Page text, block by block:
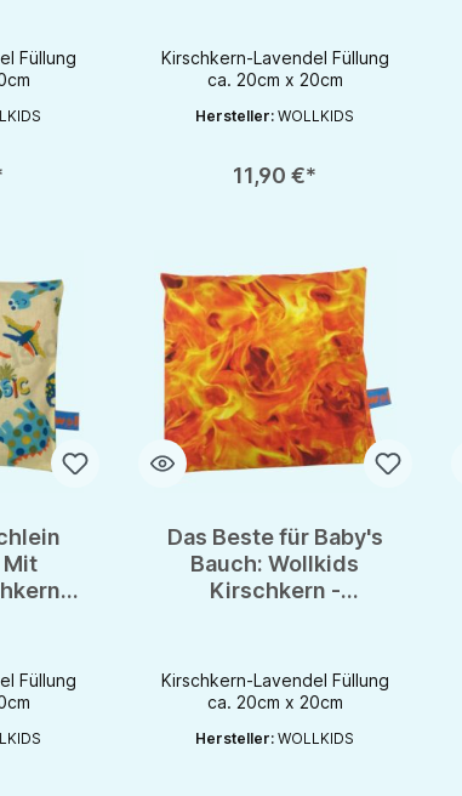
Füllung
Kirschkern-Lavendel Füllung
ca. 20cm x 20cm
Hersteller:WOLLKIDS
11,90 €*
Mit
-
Füllung
Das Beste für Baby's
Bauch: Wollkids
Kirschkern -
Kirschkern-Lavendel Füllung
ca. 20cm x 20cm
Hersteller:WOLLKIDS